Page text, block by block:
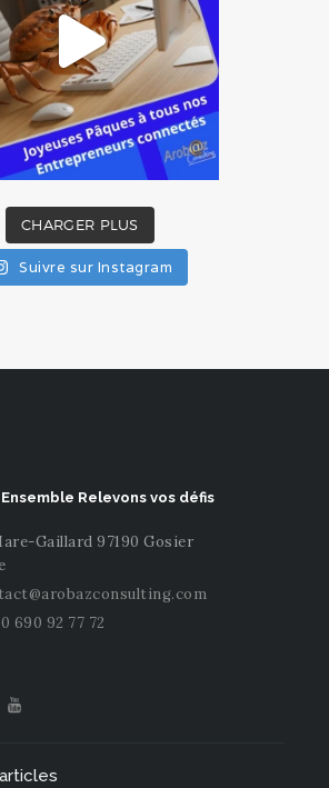
CHARGER PLUS
Suivre sur Instagram
Relevons vos défis
Gaillard 97190 Gosier
690 92 77 72